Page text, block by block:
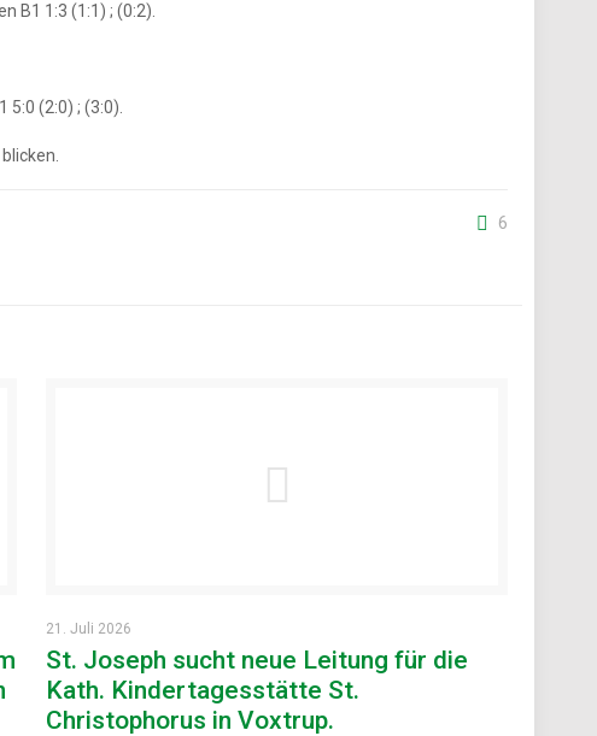
B1 1:3 (1:1) ; (0:2).
5:0 (2:0) ; (3:0).
6
21. Juli 2026
St. Joseph sucht neue Leitung für die
Kath. Kindertagesstätte St.
Christophorus in Voxtrup.